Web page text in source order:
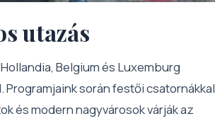
utazás
Belgium és Luxemburg
során festői csatornákkal
és modern nagyvárosok várják az